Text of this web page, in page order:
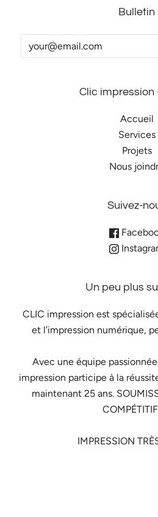
Bulletin
Clic impression
Accueil
Services
Projets
Nous
Suivez-
Un peu plus
CLIC impression est
et l’impression numérique,
Avec une équipe
impression participe à la
maintenant 25 ans.
IMPRESSION